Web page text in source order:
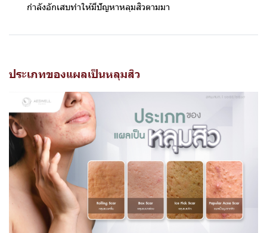
กำลังอักเสบทำให้มีปัญหาหลุมสิวตามมา
ประเภทของแผลเป็นหลุมสิว